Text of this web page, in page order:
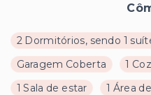
2 Dormitórios, sendo 1
Garagem Coberta
1
1 Sala de estar
1 Área